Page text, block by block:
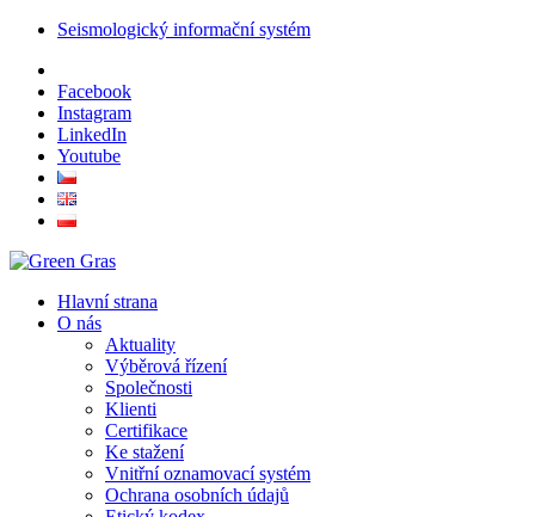
Seismologický informační systém
Facebook
Instagram
LinkedIn
Youtube
Hlavní strana
O nás
Aktuality
Výběrová řízení
Společnosti
Klienti
Certifikace
Ke stažení
Vnitřní oznamovací systém
Ochrana osobních údajů